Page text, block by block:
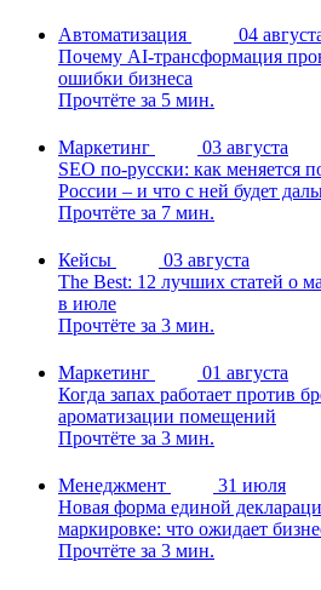
Автоматизация
04
Почему AI-трансформация
ошибки бизнеса
Прочтёте за 5 мин.
Маркетинг
03 августа
SEO по-русски: как меняется
России – и что с ней будет
Прочтёте за 7 мин.
Кейсы
03 августа
The Best: 12 лучших статей о
в июле
Прочтёте за 3 мин.
Маркетинг
01 августа
Когда запах работает против
ароматизации помещений
Прочтёте за 3 мин.
Менеджмент
31 июля
Новая форма единой
маркировке: что ожидает
Прочтёте за 3 мин.